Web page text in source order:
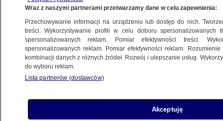
15.01.2025, 05:17Aktualizacja:14.01.2025, 22:30
Udostępnij
Śledczy z Korei Południowej pojawili się w środę
rano czasu lokalnego (wtorek wieczorem w
Polsce) przed seulską rezydencją zawieszonego
się dochodzenie w związku z wprowadzeniem
stanu wojennego. Po kilkugodzinnym impasie
Wraz z naszymi partnerami przetwarzamy dane w celu zapewnienia:
Przechowywanie informacji na urządzeniu lub dostęp do nich.
treści. Wykorzystywanie profili w celu doboru spersonalizowanych
spersonalizowanych reklam. Pomiar efektywności treści.
spersonalizowanych reklam. Pomiar efektywności reklam.
kombinacji danych z różnych źródeł. Rozwój i ulepszanie usług.
do wyboru reklam.
Lista partnerów (dostawców)
Akceptuję